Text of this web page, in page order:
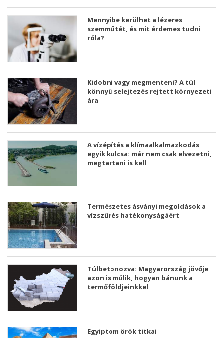
Mennyibe kerülhet a lézeres
szemműtét, és mit érdemes tudni
róla?
Kidobni vagy megmenteni? A túl
könnyű selejtezés rejtett környezeti
ára
A vízépítés a klímaalkalmazkodás
egyik kulcsa: már nem csak elvezetni,
megtartani is kell
Természetes ásványi megoldások a
vízszűrés hatékonyságáért
Túlbetonozva: Magyarország jövője
azon is múlik, hogyan bánunk a
termőföldjeinkkel
Egyiptom örök titkai